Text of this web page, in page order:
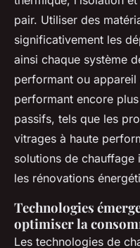
pair. Utiliser des
significativement les
ainsi chaque système
performant ou
performant encore
passifs, tels que les
vitrages à haute
solutions de chauffage
les rénovations
Technologies
optimiser la
Les technologies de